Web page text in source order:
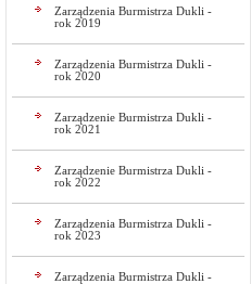
Zarządzenia Burmistrza Dukli -
rok 2019
Zarządzenia Burmistrza Dukli -
rok 2020
Zarządzenie Burmistrza Dukli -
rok 2021
Zarządzenie Burmistrza Dukli -
rok 2022
Zarządzenia Burmistrza Dukli -
rok 2023
Zarządzenia Burmistrza Dukli -